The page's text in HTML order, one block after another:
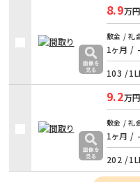
8.9万円
敷金 / 礼
1ヶ月 / -
103 /
9.2万円
敷金 / 礼
1ヶ月 / -
202 /